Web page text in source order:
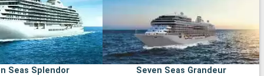
Seas Splendor Seven Seas Grandeur